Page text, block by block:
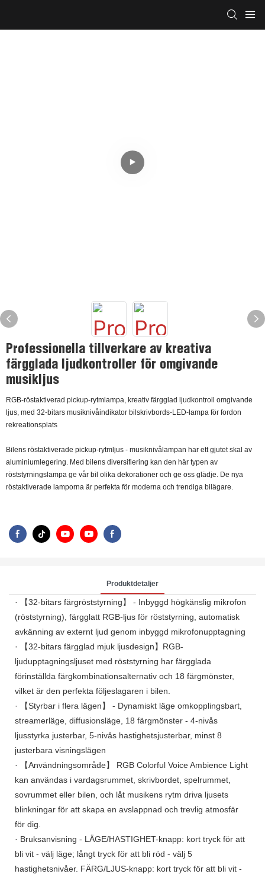
Professionella tillverkare av kreativa
färgglada ljudkontroller för omgivande
musikljus
RGB-röstaktiverad pickup-rytmlampa, kreativ färgglad ljudkontroll omgivande
ljus, med 32-bitars musiknivåindikator bilskrivbords-LED-lampa för fordon
rekreationsplats
Bilens röstaktiverade pickup-rytmljus - musiknivålampan har ett gjutet skal av
aluminiumlegering. Med bilens diversifiering kan den här typen av
röststyrningslampa ge vår bil olika dekorationer och ge oss glädje. De nya
röstaktiverade lamporna är perfekta för moderna och trendiga bilägare.
Produktdetaljer
· 【32-bitars färgröststyrning】 - Inbyggd högkänslig mikrofon
(röststyrning), färgglatt RGB-ljus för röststyrning, automatisk
avkänning av externt ljud genom inbyggd mikrofonupptagning
· 【32-bitars färgglad mjuk ljusdesign】RGB-
ljudupptagningsljuset med röststyrning har färgglada
förinställda färgkombinationsalternativ och 18 färgmönster,
vilket är den perfekta följeslagaren i bilen.
· 【Styrbar i flera lägen】 - Dynamiskt läge omkopplingsbart,
streamerläge, diffusionsläge, 18 färgmönster - 4-nivås
ljusstyrka justerbar, 5-nivås hastighetsjusterbar, minst 8
justerbara visningslägen
· 【Användningsområde】 RGB Colorful Voice Ambience Light
kan användas i vardagsrummet, skrivbordet, spelrummet,
sovrummet eller bilen, och låt musikens rytm driva ljusets
blinkningar för att skapa en avslappnad och trevlig atmosfär
för dig.
· Bruksanvisning - LÄGE/HASTIGHET-knapp: kort tryck för att
bli vit - välj läge; långt tryck för att bli röd - välj 5
hastighetsnivåer. FÄRG/LJUS-knapp: kort tryck för att bli vit -